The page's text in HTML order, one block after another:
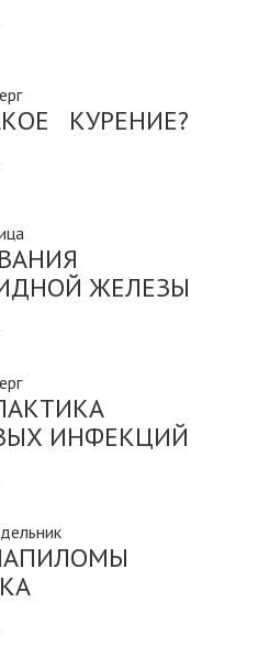
КУРЕНИЕ?
ЖЕЛЕЗЫ
ИНФЕКЦИЙ